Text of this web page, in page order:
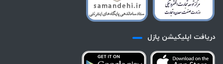
دريافت اپليكيشن پازل